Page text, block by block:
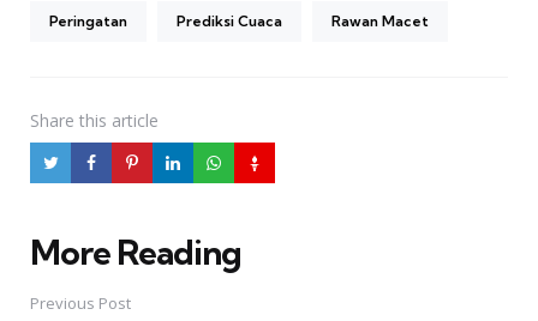
Peringatan Prediksi Cuaca Rawan Macet
Share this article
More Reading
Post
navigation
Previous Post